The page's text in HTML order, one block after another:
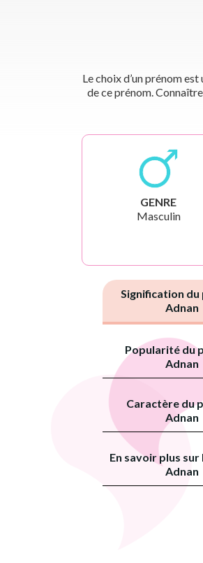
Le choix d’un prénom
de ce prénom.
GENRE
Masculin
Signification du
Adnan
Popularité du
Adnan
Caractère du
Adnan
En savoir plus
Adnan